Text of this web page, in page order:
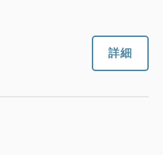
詳細